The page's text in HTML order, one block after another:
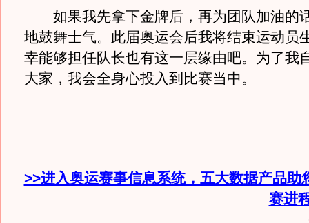
如果我先拿下金牌后，再为团队加油的
地鼓舞士气。此届奥运会后我将结束运动员
幸能够担任队长也有这一层缘由吧。为了我
大家，我会全身心投入到比赛当中。
>>进入奥运赛事信息系统，五大数据产品助
赛进